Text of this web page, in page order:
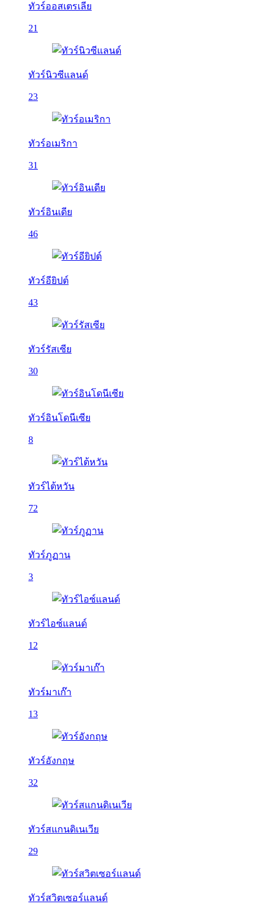
ทัวร์ออสเตรเลีย
21
ทัวร์นิวซีแลนด์
23
ทัวร์อเมริกา
31
ทัวร์อินเดีย
46
ทัวร์อียิปต์
43
ทัวร์รัสเซีย
30
ทัวร์อินโดนีเซีย
8
ทัวร์ไต้หวัน
72
ทัวร์ภูฏาน
3
ทัวร์ไอซ์แลนด์
12
ทัวร์มาเก๊า
13
ทัวร์อังกฤษ
32
ทัวร์สแกนดิเนเวีย
29
ทัวร์สวิตเซอร์แลนด์